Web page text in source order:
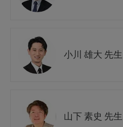
小川 雄大 先生
山下 素史 先生